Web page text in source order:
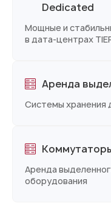
Dedicated
Мощные и
в дата-центрах
Аренда
Системы хранения
Аренда
оборудования